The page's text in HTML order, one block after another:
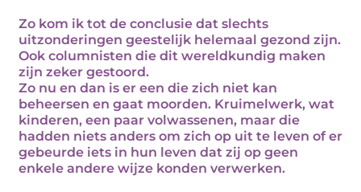
Zo kom ik tot de conclusie dat slechts
uitzonderingen geestelijk helemaal gezond zijn.
Ook columnisten die dit wereldkundig maken
zijn zeker gestoord.
Zo nu en dan is er een die zich niet kan
beheersen en gaat moorden. Kruimelwerk, wat
kinderen, een paar volwassenen, maar die
hadden niets anders om zich op uit te leven of er
gebeurde iets in hun leven dat zij op geen
enkele andere wijze konden verwerken.